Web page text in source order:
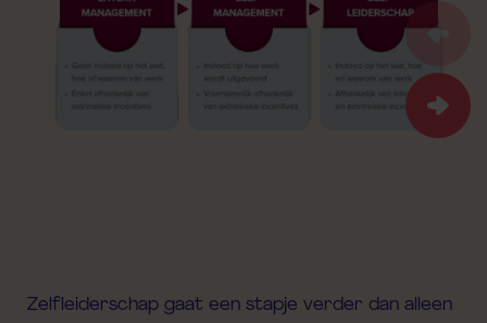
Zelfleiderschap gaat een stapje verder dan alleen